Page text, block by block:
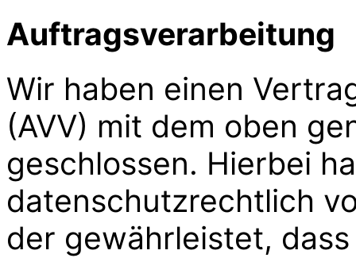
Auftragsverarbeitung
Wir haben einen
(AVV) mit dem oben
geschlossen. Hierbei
datenschutzrechtlich
der gewährleistet,